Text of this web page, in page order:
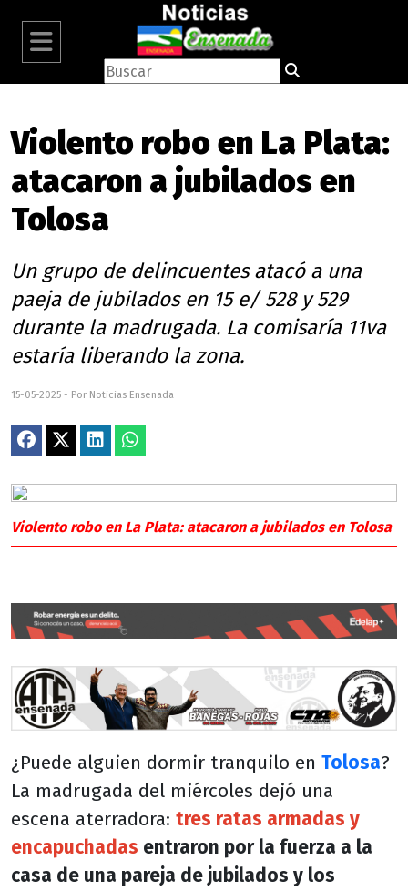
Violento robo en La Plata:
atacaron a jubilados en
Tolosa
Un grupo de delincuentes atacó a una
paeja de jubilados en 15 e/ 528 y 529
durante la madrugada. La comisaría 11va
estaría liberando la zona.
15-05-2025 - Por Noticias Ensenada
Violento robo en La Plata: atacaron a jubilados en Tolosa
¿Puede alguien dormir tranquilo en Tolosa?
La madrugada del miércoles dejó una
escena aterradora: tres ratas armadas y
encapuchadas entraron por la fuerza a la
casa de una pareja de jubilados y los